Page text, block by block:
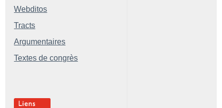
Webditos
Tracts
Argumentaires
Textes de congrès